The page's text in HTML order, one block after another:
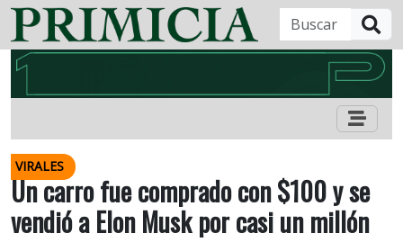
VIRALES
Un carro fue comprado con $100 y se
vendió a Elon Musk por casi un millón